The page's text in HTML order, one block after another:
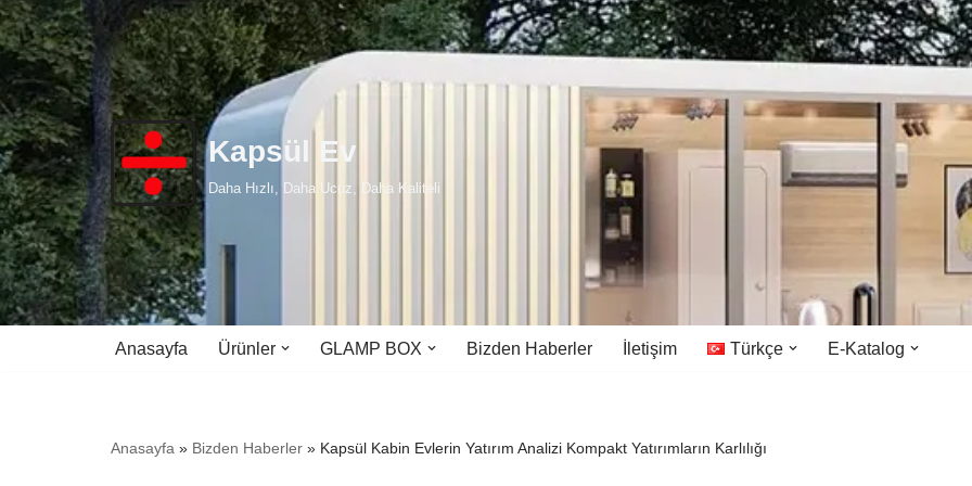
İçeriğe
geç
Kapsül Ev
Daha Hızlı, Daha Ucuz, Daha Kaliteli
Anasayfa Ürünler GLAMP BOX Bizden Haberler İletişim Türkçe E-Katalog
Anasayfa » Bizden Haberler » Kapsül Kabin Evlerin Yatırım Analizi Kompakt Yatırımların Karlılığı